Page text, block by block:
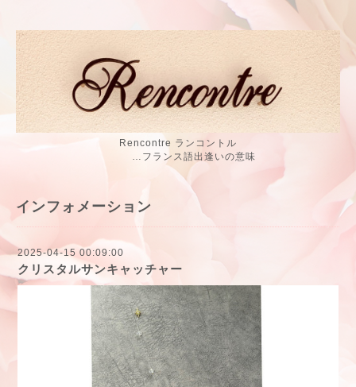
Rencontre ランコントル
…フランス語出逢いの意味
インフォメーション
2025-04-15 00:09:00
クリスタルサンキャッチャー